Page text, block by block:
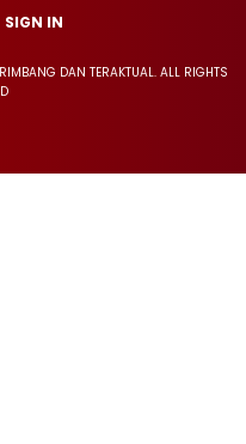
SIGN IN
DAN TERAKTUAL. ALL RIGHTS